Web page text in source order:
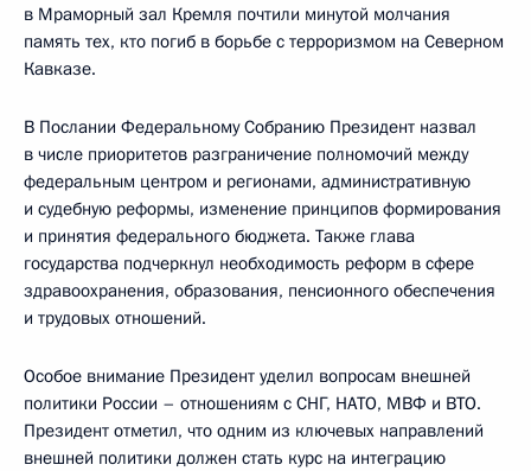
в Мраморный зал Кремля почтили минутой молчания
память тех, кто погиб в борьбе с терроризмом на Северном
Кавказе.
В Послании Федеральному Собранию Президент назвал
в числе приоритетов разграничение полномочий между
федеральным центром и регионами, административную
и судебную реформы, изменение принципов формирования
и принятия федерального бюджета. Также глава
государства подчеркнул необходимость реформ в сфере
здравоохранения, образования, пенсионного обеспечения
и трудовых отношений.
Особое внимание Президент уделил вопросам внешней
политики России – отношениям с СНГ, НАТО, МВФ и ВТО.
Президент отметил, что одним из ключевых направлений
внешней политики должен стать курс на интеграцию